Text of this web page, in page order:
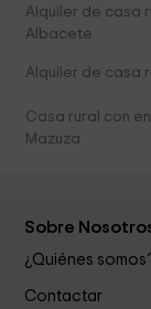
Alquiler de casa
Albacete
Alquiler de casa
Casa rural con
Mazuza
Sobre
¿Quiénes
Contactar